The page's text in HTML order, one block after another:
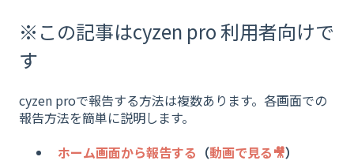
※この記事はcyzen pro 利用者向けで
す
cyzen proで報告する方法は複数あります。各画面での
報告方法を簡単に説明します。
ホーム画面から報告する （動画で見る🎥）